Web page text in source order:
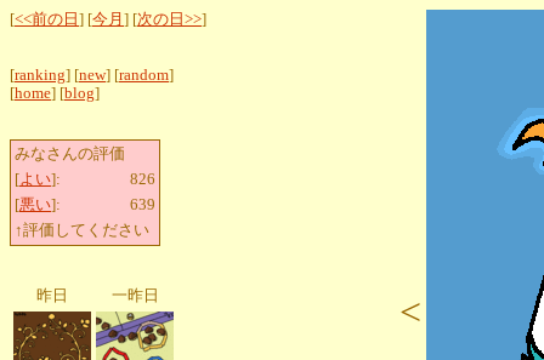
[<<前の日 ] [今月 ] [次の日>>]
[ranking] [new] [random]
[home] [blog]
みなさんの評価
[よい]:
826
[悪い]:
639
↑評価してください
昨日 一昨日 <